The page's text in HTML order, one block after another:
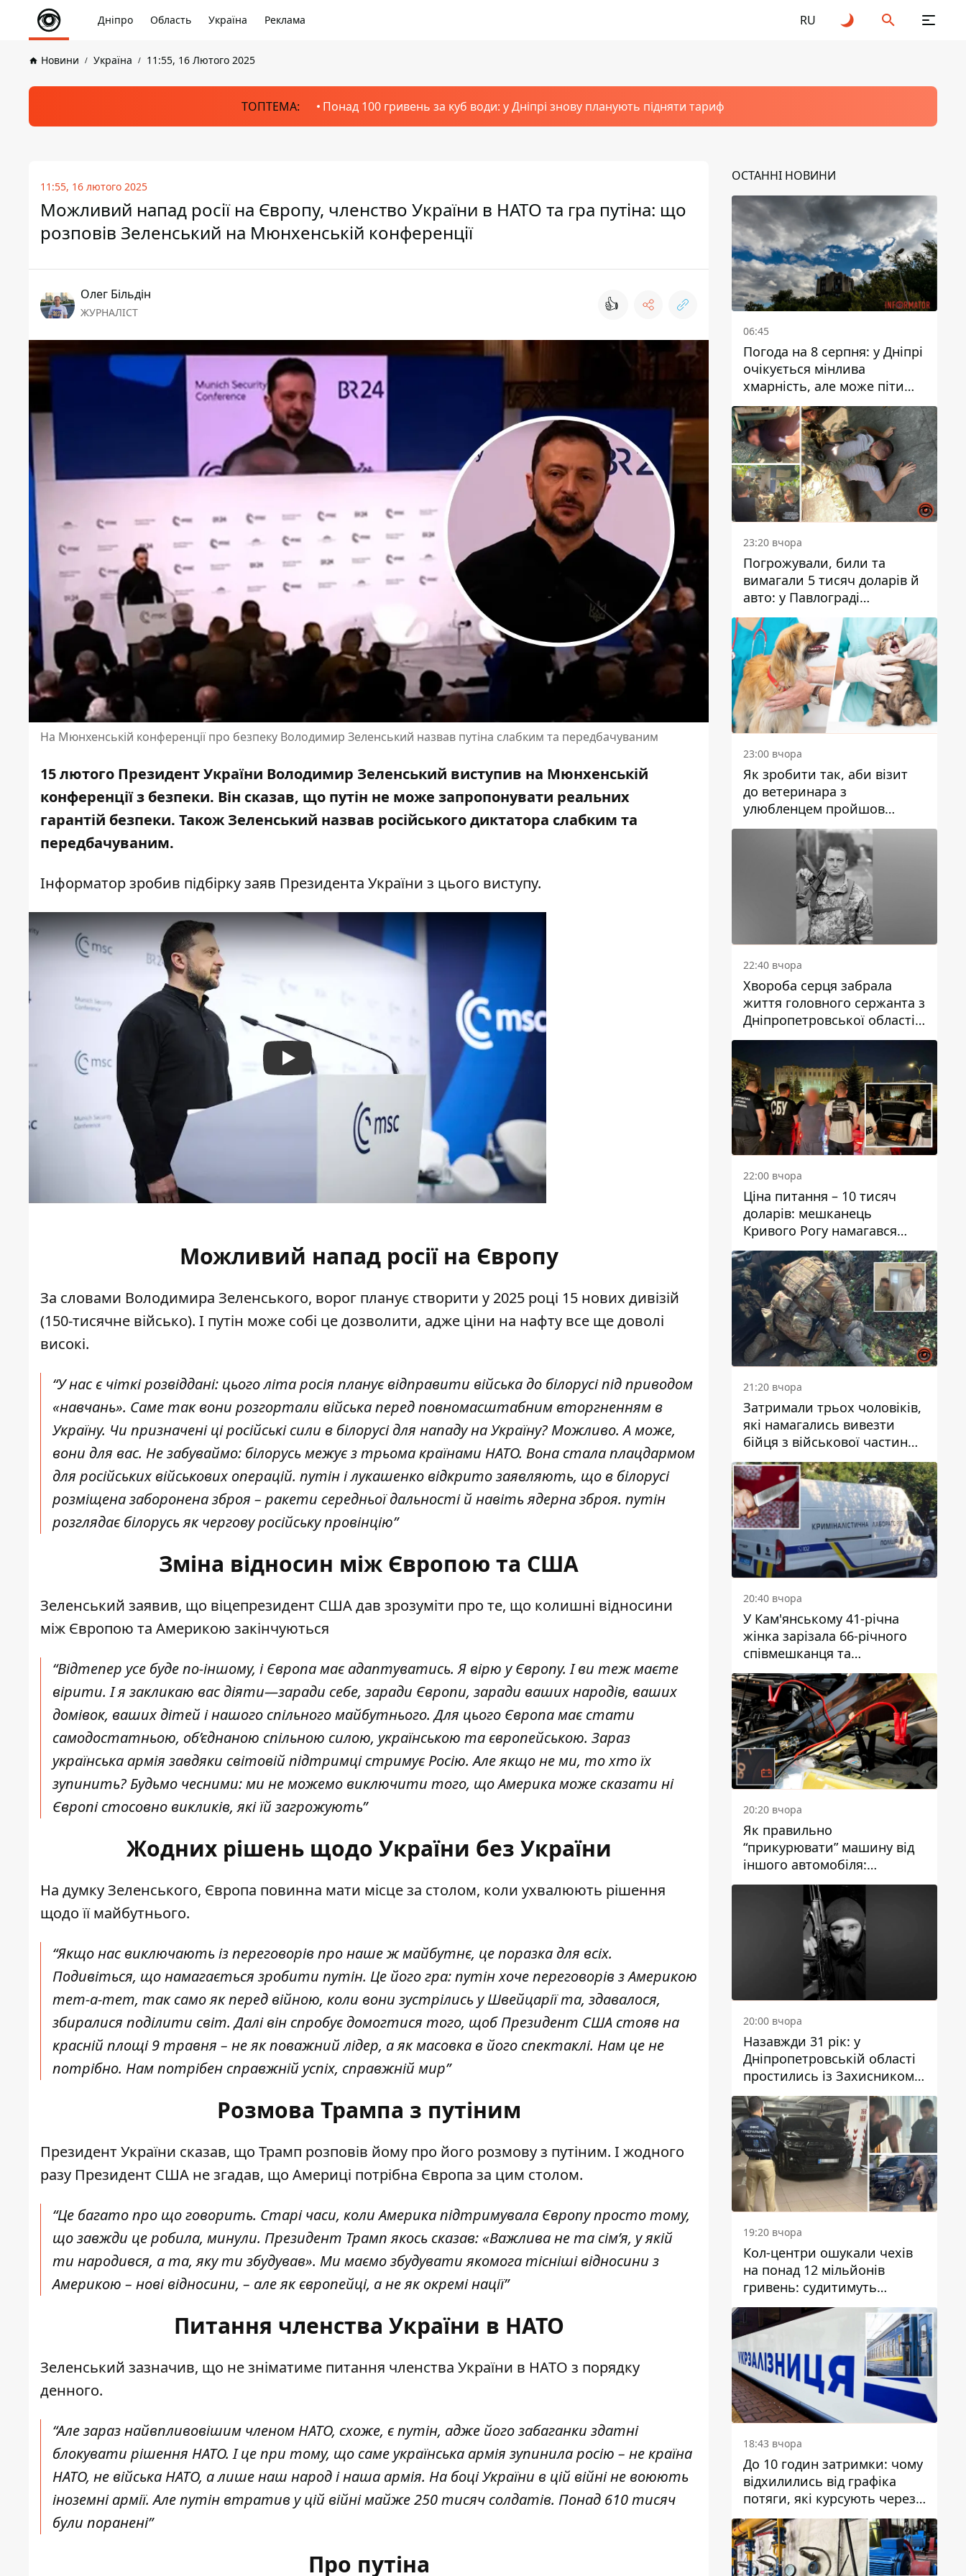
Дніпро Область Україна Реклама RU
Новини Україна 11:55, 16 Лютого 2025
ТОПТЕМА: Понад 100 гривень за куб води: у Дніпрі знову планують підняти тариф
11:55, 16 лютого 2025
Можливий напад росії на Європу, членство України в НАТО та гра путіна: що
розповів Зеленський на Мюнхенській конференції
Олег Більдін
ЖУРНАЛІСТ 👍
На Мюнхенській конференції про безпеку Володимир Зеленський назвав путіна слабким та передбачуваним
15 лютого Президент України Володимир Зеленський виступив на Мюнхенській
конференції з безпеки. Він сказав, що путін не може запропонувати реальних
гарантій безпеки. Також Зеленський назвав російського диктатора слабким та
передбачуваним.
Інформатор зробив підбірку заяв Президента України з цього виступу.
Play
Можливий напад росії на Європу
За словами Володимира Зеленського, ворог планує створити у 2025 році 15 нових дивізій
(150-тисячне військо). І путін може собі це дозволити, адже ціни на нафту все ще доволі
високі.
“У нас є чіткі розвіддані: цього літа росія планує відправити війська до білорусі під приводом
«навчань». Саме так вони розгортали війська перед повномасштабним вторгненням в
Україну. Чи призначені ці російські сили в білорусі для нападу на Україну? Можливо. А може,
вони для вас. Не забуваймо: білорусь межує з трьома країнами НАТО. Вона стала плацдармом
для російських військових операцій. путін і лукашенко відкрито заявляють, що в білорусі
розміщена заборонена зброя – ракети середньої дальності й навіть ядерна зброя. путін
розглядає білорусь як чергову російську провінцію”
Зміна відносин між Європою та США
Зеленський заявив, що віцепрезидент США дав зрозуміти про те, що колишні відносини
між Європою та Америкою закінчуються
“Відтепер усе буде по-іншому, і Європа має адаптуватись. Я вірю у Європу. І ви теж маєте
вірити. І я закликаю вас діяти—заради себе, заради Європи, заради ваших народів, ваших
домівок, ваших дітей і нашого спільного майбутнього. Для цього Європа має стати
самодостатньою, об’єднаною спільною силою, українською та європейською. Зараз
українська армія завдяки світовій підтримці стримує Росію. Але якщо не ми, то хто їх
зупинить? Будьмо чесними: ми не можемо виключити того, що Америка може сказати ні
Європі стосовно викликів, які їй загрожують”
Жодних рішень щодо України без України
На думку Зеленського, Європа повинна мати місце за столом, коли ухвалюють рішення
щодо її майбутнього.
“Якщо нас виключають із переговорів про наше ж майбутнє, це поразка для всіх.
Подивіться, що намагається зробити путін. Це його гра: путін хоче переговорів з Америкою
тет-а-тет, так само як перед війною, коли вони зустрілись у Швейцарії та, здавалося,
збиралися поділити світ. Далі він спробує домогтися того, щоб Президент США стояв на
красній площі 9 травня – не як поважний лідер, а як масовка в його спектаклі. Нам це не
потрібно. Нам потрібен справжній успіх, справжній мир”
Розмова Трампа з путіним
Президент України сказав, що Трамп розповів йому про його розмову з путіним. І жодного
разу Президент США не згадав, що Америці потрібна Європа за цим столом.
“Це багато про що говорить. Старі часи, коли Америка підтримувала Європу просто тому,
що завжди це робила, минули. Президент Трамп якось сказав: «Важлива не та сім’я, у якій
ти народився, а та, яку ти збудував». Ми маємо збудувати якомога тісніші відносини з
Америкою – нові відносини, – але як європейці, а не як окремі нації”
Питання членства України в НАТО
Зеленський зазначив, що не зніматиме питання членства України в НАТО з порядку
денного.
“Але зараз найвпливовішим членом НАТО, схоже, є путін, адже його забаганки здатні
блокувати рішення НАТО. І це при тому, що саме українська армія зупинила росію – не країна
НАТО, не війська НАТО, а лише наш народ і наша армія. На боці України в цій війні не воюють
іноземні армії. Але путін втратив у цій війні майже 250 тисяч солдатів. Понад 610 тисяч
були поранені”
Про путіна
ОСТАННІ НОВИНИ
06:45
Погода на 8 серпня: у Дніпрі
очікується мінлива
хмарність, але може піти
дощ
23:20 вчора
Погрожували, били та
вимагали 5 тисяч доларів й
авто: у Павлограді
затримали двох чоловіків
23:00 вчора
Як зробити так, аби візит
до ветеринара з
улюбленцем пройшов
спокійно: прості поради
22:40 вчора
Хвороба серця забрала
життя головного сержанта з
Дніпропетровської області
Юрія Свистуна
22:00 вчора
Ціна питання – 10 тисяч
доларів: мешканець
Кривого Рогу намагався
переправити чоловіка до
Словаччини
21:20 вчора
Затримали трьох чоловіків,
які намагались вивезти
бійця з військової частини
до Дніпра за 7 тисяч
доларів: серед них був лікар
20:40 вчора
У Кам'янському 41-річна
жінка зарізала 66-річного
співмешканця та
намагалась обманути
поліцейських
20:20 вчора
Як правильно
“прикурювати” машину від
іншого автомобіля:
інструкція для водіїв
20:00 вчора
Назавжди 31 рік: у
Дніпропетровській області
простились із Захисником
Олександром Рєпіним
19:20 вчора
Кол-центри ошукали чехів
на понад 12 мільйонів
гривень: судитимуть
дніпрянина, який
організував
транснаціональну злочинну
організацію
18:43 вчора
До 10 годин затримки: чому
відхилились від графіка
потяги, які курсують через
Дніпро та область